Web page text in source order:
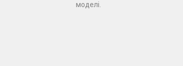
моделі.